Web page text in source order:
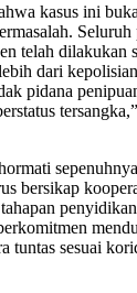
kasus ini
Seluruh
telah dilakukan
dari
pidana
bersikap
tuntas sesuai